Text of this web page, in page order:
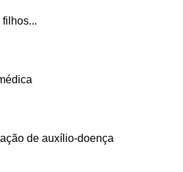
de auxílio-doença